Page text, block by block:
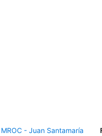
MROC - Juan Santamaría